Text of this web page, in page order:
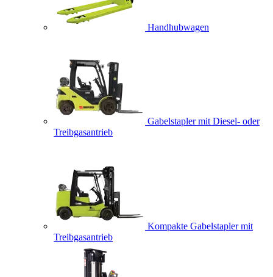
Handhubwagen
Gabelstapler mit Diesel- oder
Treibgasantrieb
Kompakte Gabelstapler mit
Treibgasantrieb